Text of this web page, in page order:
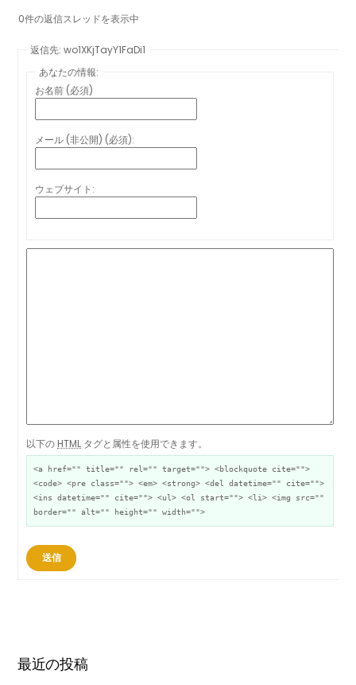
0件の返信スレッドを表示中
返信先: wo1XKjTayY1FaDi1
あなたの情報:
お名前 (必須)
メール (非公開) (必須):
ウェブサイト:
以下の HTML タグと属性を使用できます。
<a href="" title="" rel="" target=""> <blockquote cite="">
<code> <pre class=""> <em> <strong> <del datetime="" cite="">
<ins datetime="" cite=""> <ul> <ol start=""> <li> <img src=""
border="" alt="" height="" width="">
送信
最近の投稿